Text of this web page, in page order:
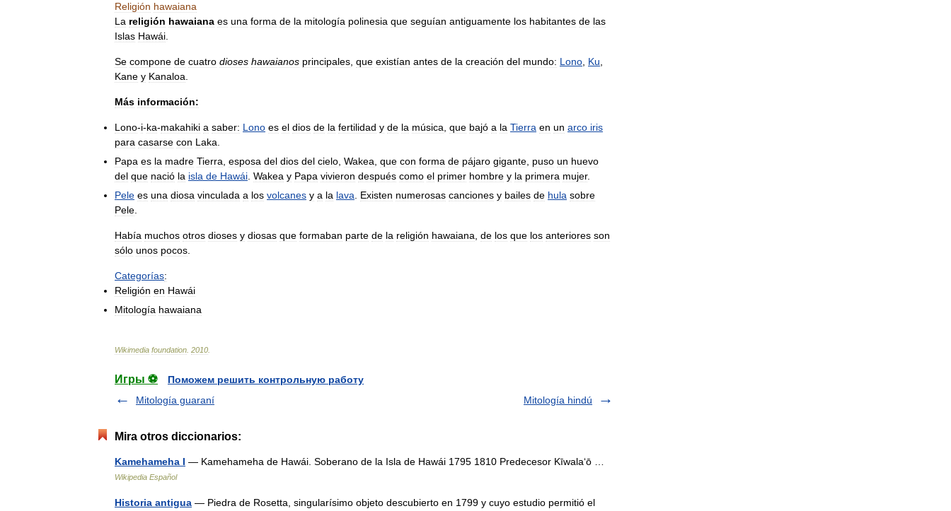
Religión hawaiana
La religión hawaiana es una forma de la mitología polinesia que seguían antiguamente los habitantes de las
Islas Hawái
Se compone de cuatro dioses hawaianos principales que existían antes de la creación del mundo: Lono Ku
Kane y Kanaloa
Más información:
Lono-i-ka-makahiki a saber: Lono es el dios de la fertilidad y de la música que bajó a la Tierra en un arco iris
para casarse con Laka
Papa es la madre Tierra esposa del dios del cielo Wakea que con forma de pájaro gigante puso un huevo
del que nació la isla de Hawái Wakea y Papa vivieron después como el primer hombre y la primera mujer.
Pele es una diosa vinculada a los volcanes y a la lava Existen numerosas canciones y bailes de hula sobre
Pele
Había muchos otros dioses y diosas que formaban parte de la religión hawaiana de los que los anteriores son
sólo unos pocos
Categorías:
Religión en Hawái
Mitología hawaiana
Wikimedia foundation 2010
Игры ⚽
Поможем решить контрольную работу
Mitología guaraní
Mitología hindú
Mira otros diccionarios:
Kamehameha I — Kamehameha de Hawái. Soberano de la Isla de Hawái 1795 1810 Predecesor Kīwalaʻō …
Wikipedia Español
Historia antigua — Piedra de Rosetta, singularísimo objeto descubierto en 1799 y cuyo estudio permitió el